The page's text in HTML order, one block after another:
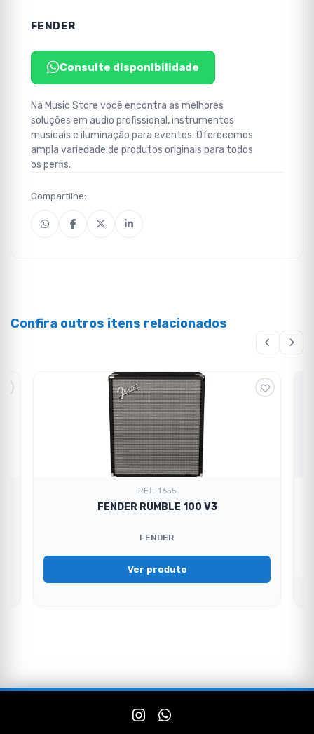
FENDER
Consulte disponibilidade
Na Music Store você encontra as melhores
soluções em áudio profissional, instrumentos
musicais e iluminação para eventos. Oferecemos
ampla variedade de produtos originais para todos
os perfis.
Compartilhe:
Confira outros itens relacionados
REF. 1655
FENDER RUMBLE 100 V3
FENDER
Ver produto